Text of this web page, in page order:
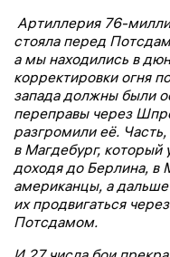
Артиллерия 76-
стояла перед
а мы находились в
корректировки огня
запада должны были
переправы через
разгромили её.
в Магдебург,
доходя до Берлина, в
американцы, а
их продвигаться
Потсдамом.